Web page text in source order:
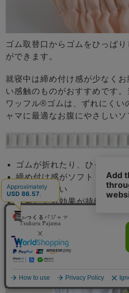
メニュー
ゴム取替口からゴムをひっぱ
ができます。
就寝中は締め付け感が少なく
い感触のものがおすすめです
ワッフル®ゴムは、ずれにくい
ャマに最適なお腹にやさしいソ
ゴムが折れたり、ひっくり返
締め付け感がソフト
肌触りが良い
洗濯しても効果が持続